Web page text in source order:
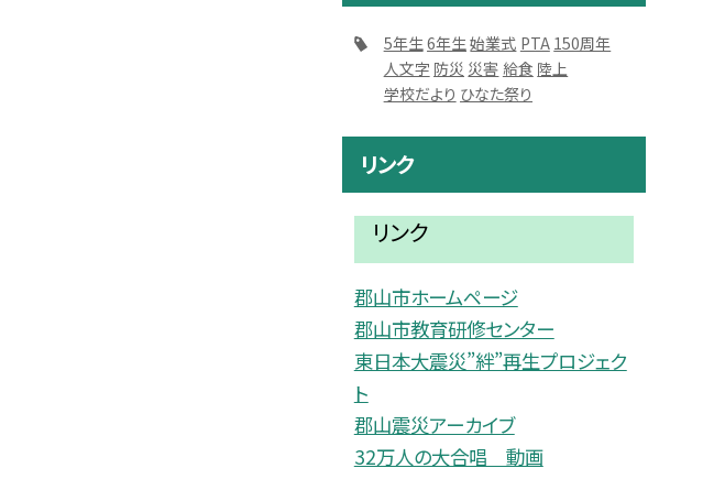
5年生 6年生 始業式 PTA 150周年
人文字 防災 災害 給食 陸上
学校だより ひなた祭り
リンク
リンク
郡山市ホームページ
郡山市教育研修センター
東日本大震災”絆”再生プロジェク
ト
郡山震災アーカイブ
32万人の大合唱 動画